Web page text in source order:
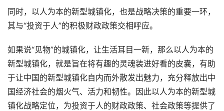
同时，以人为本的新型城镇化，也是战略决策的重要一环，
其与“投资于人”的积极财政政策交相呼应。
如果说“见物”的城镇化，让生活耳目一新，那么以人为本的
新型城镇化，就是旨在将有趣的灵魂装进好看的皮囊，有助
于让中国的新型城镇化自内而外散发出魅力，充分释放出中
国经济社会的烟火气、活力和韧性。因此以人为本的新型城
镇化战略定位，为投资于人的财政政策、社会政策等提供了